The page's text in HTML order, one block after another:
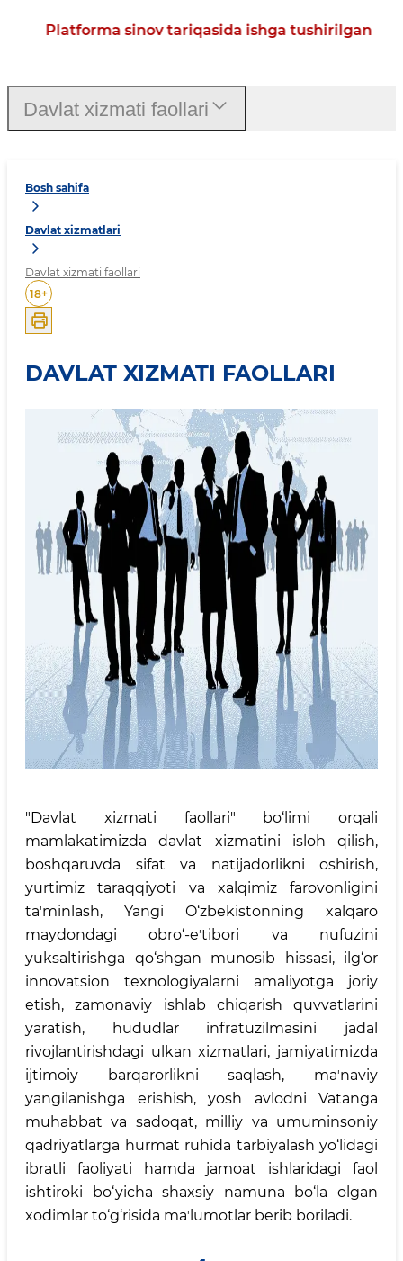
Platforma sinov tariqasida ishga tushirilgan
Bosh sahifa
Davlat xizmatlari
Davlat xizmati faollari
18+
DAVLAT XIZMATI FAOLLARI
"Davlat xizmati faollari" bo‘limi orqali
mamlakatimizda davlat xizmatini isloh qilish,
boshqaruvda sifat va natijadorlikni oshirish,
yurtimiz taraqqiyoti va xalqimiz farovonligini
taʼminlash, Yangi O‘zbekistonning xalqaro
maydondagi obro‘-eʼtibori va nufuzini
yuksaltirishga qo‘shgan munosib hissasi, ilg‘or
innovatsion texnologiyalarni amaliyotga joriy
etish, zamonaviy ishlab chiqarish quvvatlarini
yaratish, hududlar infratuzilmasini jadal
rivojlantirishdagi ulkan xizmatlari, jamiyatimizda
ijtimoiy barqarorlikni saqlash, maʼnaviy
yangilanishga erishish, yosh avlodni Vatanga
muhabbat va sadoqat, milliy va umuminsoniy
qadriyatlarga hurmat ruhida tarbiyalash yo‘lidagi
ibratli faoliyati hamda jamoat ishlaridagi faol
ishtiroki bo‘yicha shaxsiy namuna bo‘la olgan
xodimlar to‘g‘risida maʼlumotlar berib boriladi.
Davlat xizmati faollari